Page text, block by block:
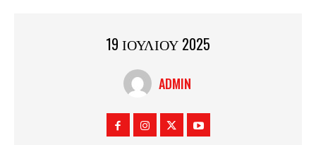
19 ΙΟΥΛΙΟΥ 2025
ADMIN